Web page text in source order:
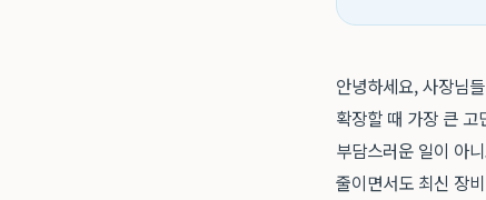
안녕하세요, 사장님
확장할 때 가장 큰 고
부담스러운 일이 아
줄이면서도 최신 장